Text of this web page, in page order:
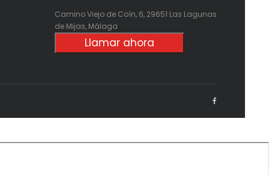
Camino Viejo de Coín, 6, 29651 Las Lagunas
de Mijas, Málaga
Llamar ahora